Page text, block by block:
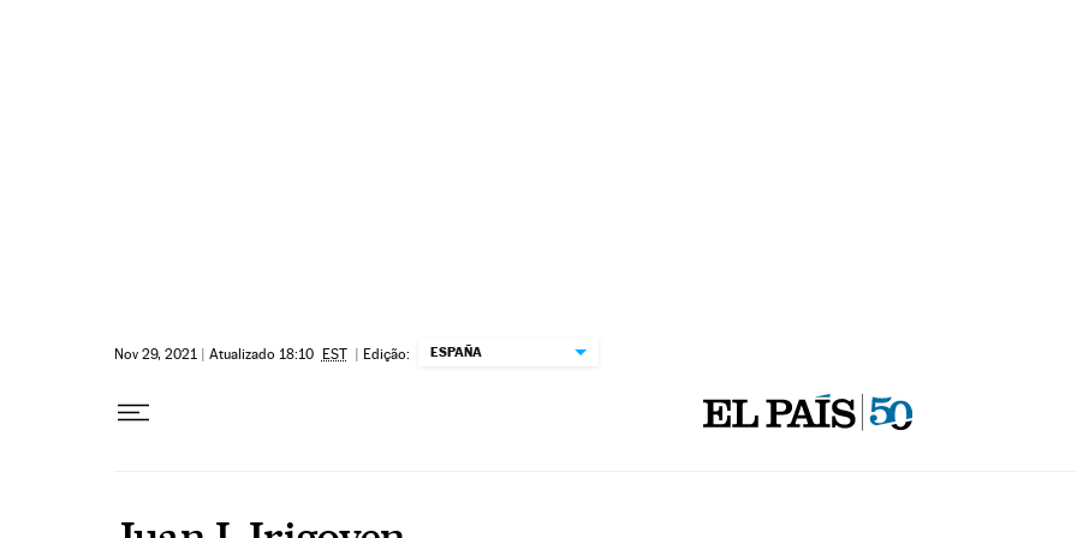
Nov 29, 2021 | Atualizado 18:10 EST | Edição: ESPAÑA